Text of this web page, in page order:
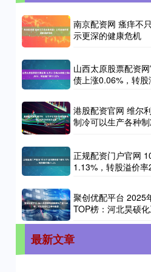
南京配资网 瘙痒不
示更深的健康危机
山西太原股票配资
债上涨0.06%，转
港股配资官网 维尔
制冷可以生产各种
正规配资门户官网
1.13%，转股溢价
聚创优配平台 2025
TOP榜：河北昊硕
最新文章